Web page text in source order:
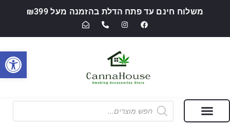
משלוח חינם עד פתח הדלת בהזמנה מעל ₪399
פתח